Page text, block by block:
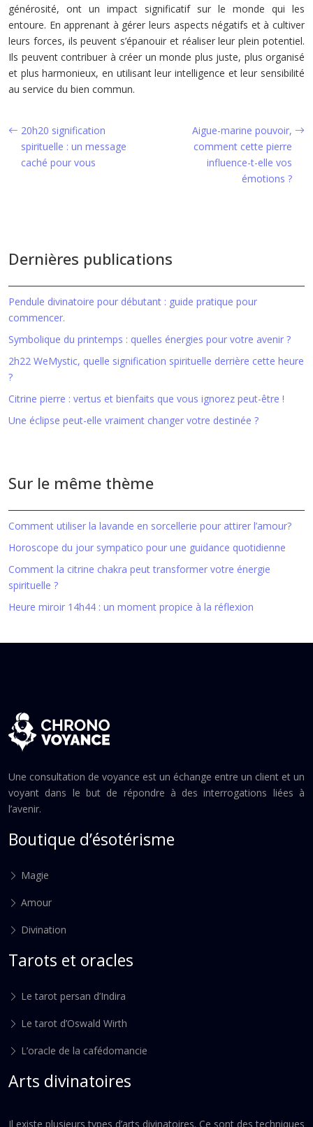
générosité, ont un impact significatif sur le monde qui les
entoure. En apprenant à gérer leurs aspects négatifs et à cultiver
leurs forces, ils peuvent s’épanouir et réaliser leur plein potentiel.
Ils peuvent contribuer à créer un monde plus juste, plus organisé
et plus harmonieux, en utilisant leur intelligence et leur sensibilité
au service du bien commun.
20h20 signification
spirituelle : un message
caché pour vous
Aigue-marine pouvoir,
comment cette pierre
influence-t-elle vos
émotions ?
Dernières publications
Pendule divinatoire pour débutant : guide pratique pour
commencer.
Symbolique du printemps : quelles énergies pour votre avenir ?
2h22 WeMystic, quelle signification spirituelle derrière cette heure
?
Citrine pierre : vertus et bienfaits que vous ignorez peut-être !
Une éclipse peut-elle vraiment changer votre destinée ?
Sur le même thème
Comment utiliser la lavande en sorcellerie pour attirer l’amour?
Horoscope du jour sympatico pour une guidance quotidienne
Comment la citrine chakra peut transformer votre énergie
spirituelle ?
Heure miroir 14h44 : un moment propice à la réflexion
Une consultation de voyance est un échange entre un client et un
voyant dans le but de répondre à des interrogations liées à
l’avenir.
Boutique d’ésotérisme
Magie
Amour
Divination
Tarots et oracles
Le tarot persan d’Indira
Le tarot d’Oswald Wirth
L’oracle de la cafédomancie
Arts divinatoires
Il existe plusieurs types d’arts divinatoires. Ce sont des techniques